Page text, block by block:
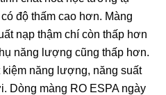
độ thấm cao hơn. Màng
nạp thậm chí còn thấp hơn
năng lượng cũng thấp hơn.
kiệm năng lượng, năng suất
Dòng màng RO ESPA ngày